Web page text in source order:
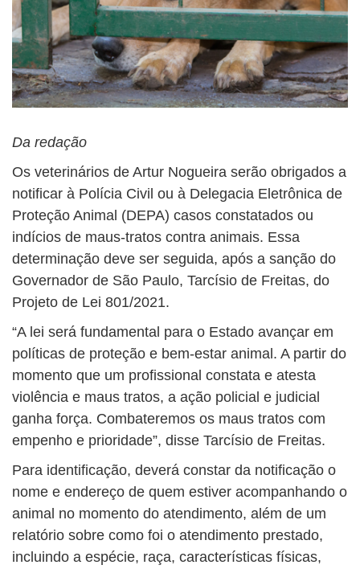
Da redação
Os veterinários de Artur Nogueira serão obrigados a
notificar à Polícia Civil ou à Delegacia Eletrônica de
Proteção Animal (DEPA) casos constatados ou
indícios de maus-tratos contra animais. Essa
determinação deve ser seguida, após a sanção do
Governador de São Paulo, Tarcísio de Freitas, do
Projeto de Lei 801/2021.
“A lei será fundamental para o Estado avançar em
políticas de proteção e bem-estar animal. A partir do
momento que um profissional constata e atesta
violência e maus tratos, a ação policial e judicial
ganha força. Combateremos os maus tratos com
empenho e prioridade”, disse Tarcísio de Freitas.
Para identificação, deverá constar da notificação o
nome e endereço de quem estiver acompanhando o
animal no momento do atendimento, além de um
relatório sobre como foi o atendimento prestado,
incluindo a espécie, raça, características físicas,